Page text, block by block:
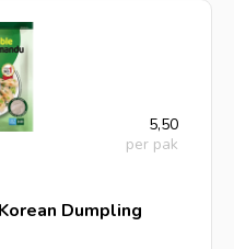
5,50
per pak
Dumpling